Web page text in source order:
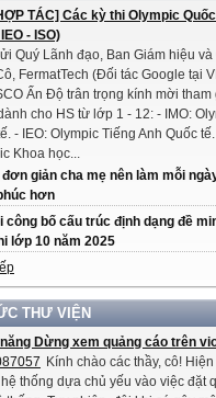
TÁC] Các kỳ thi Olympic
- ISO)
Quý Lãnh đạo, Ban Giám hiệu và
FermatTech (Đối tác Google tại
Ấn Độ trân trọng kính mời tham
cho HS từ lớp 1 - 12: - IMO:
- IEO: Olympic Tiếng Anh Quốc
Khoa học...
đơn giản cha mẹ nên làm mỗi
hơn
công bố cấu trúc định dạng đề
lớp 10 năm 2025
THƯ VIỆN
Dừng xem quảng cáo trên
Kính chào các thầy, cô!
thống dựa chủ yếu vào việc đặt